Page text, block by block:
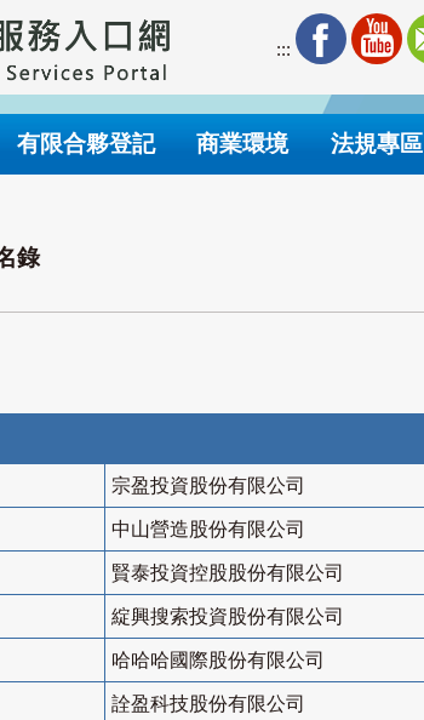
:::
有限合夥登記 商業環境 法規專區
錄
宗盈投資股份有限公司
中山營造股份有限公司
賢泰投資控股股份有限公司
綻興搜索投資股份有限公司
哈哈哈國際股份有限公司
詮盈科技股份有限公司